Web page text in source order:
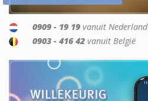
0909 - 19 19 vanuit Nederland
0903 - 416 42 vanuit België